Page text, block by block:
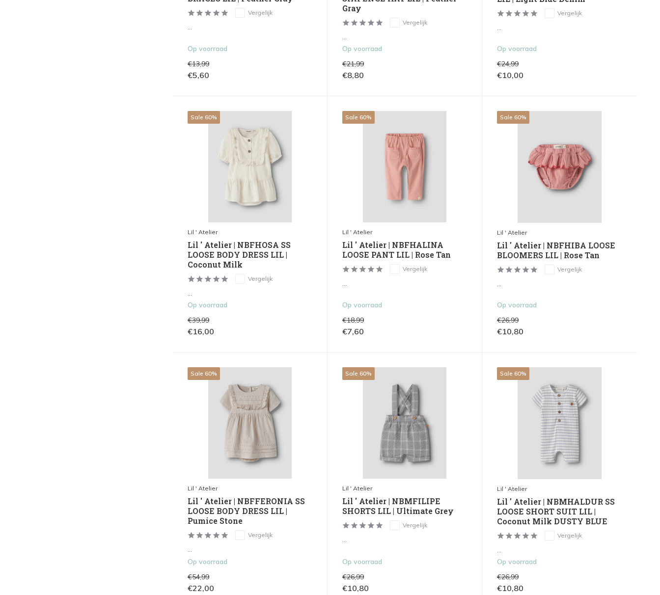
Vergelijk
Op voorraad
€13,99
€5,60
Gray
Vergelijk
Op voorraad
€21,99
€8,80
Vergelijk
Op voorraad
€24,99
€10,00
Sale 60%
Lil ' Atelier
Lil ' Atelier | NBFHOSA SS
LOOSE BODY DRESS LIL |
Coconut Milk
Vergelijk
Op voorraad
€39,99
€16,00
Sale 60%
Lil ' Atelier
Lil ' Atelier | NBFHALINA
LOOSE PANT LIL | Rose Tan
Vergelijk
Op voorraad
€18,99
€7,60
Sale 60%
Lil ' Atelier
Lil ' Atelier | NBFHIBA LOOSE
BLOOMERS LIL | Rose Tan
Vergelijk
Op voorraad
€26,99
€10,80
Sale 60%
Lil ' Atelier
Lil ' Atelier | NBFFERONIA SS
LOOSE BODY DRESS LIL |
Pumice Stone
Vergelijk
...
Op voorraad
€54,99
€22,00
Sale 60%
Lil ' Atelier
Lil ' Atelier | NBMFILIPE
SHORTS LIL | Ultimate Grey
Vergelijk
...
Op voorraad
€26,99
€10,80
Sale 60%
Lil ' Atelier
Lil ' Atelier | NBMHALDUR SS
LOOSE SHORT SUIT LIL |
Coconut Milk DUSTY BLUE
Vergelijk
...
Op voorraad
€26,99
€10,80